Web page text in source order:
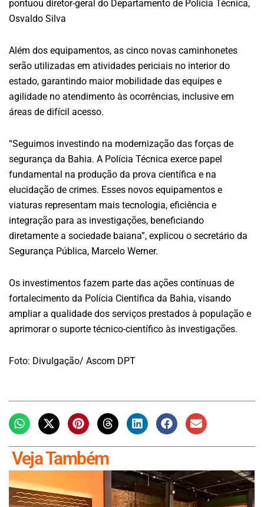
pontuou diretor-geral do Departamento de Polícia Técnica,
Osvaldo Silva
Além dos equipamentos, as cinco novas caminhonetes
serão utilizadas em atividades periciais no interior do
estado, garantindo maior mobilidade das equipes e
agilidade no atendimento às ocorrências, inclusive em
áreas de difícil acesso.
“Seguimos investindo na modernização das forças de
segurança da Bahia. A Polícia Técnica exerce papel
fundamental na produção da prova científica e na
elucidação de crimes. Esses novos equipamentos e
viaturas representam mais tecnologia, eficiência e
integração para as investigações, beneficiando
diretamente a sociedade baiana”, explicou o secretário da
Segurança Pública, Marcelo Werner.
Os investimentos fazem parte das ações contínuas de
fortalecimento da Polícia Científica da Bahia, visando
ampliar a qualidade dos serviços prestados à população e
aprimorar o suporte técnico-científico às investigações.
Foto: Divulgação/ Ascom DPT
Veja Também